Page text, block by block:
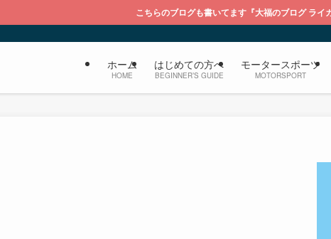
こちらのブログも書いてます『大福のブログ ライカを持って膝栗毛』
ホーム
HOME
はじめての方へ
BEGINNER’S GUIDE
モータースポーツ
MOTORSPORT